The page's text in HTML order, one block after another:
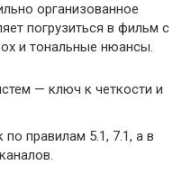
организованное
погрузиться в фильм с
и тональные нюансы.
— ключ к четкости и
правилам 5.1, 7.1, а в